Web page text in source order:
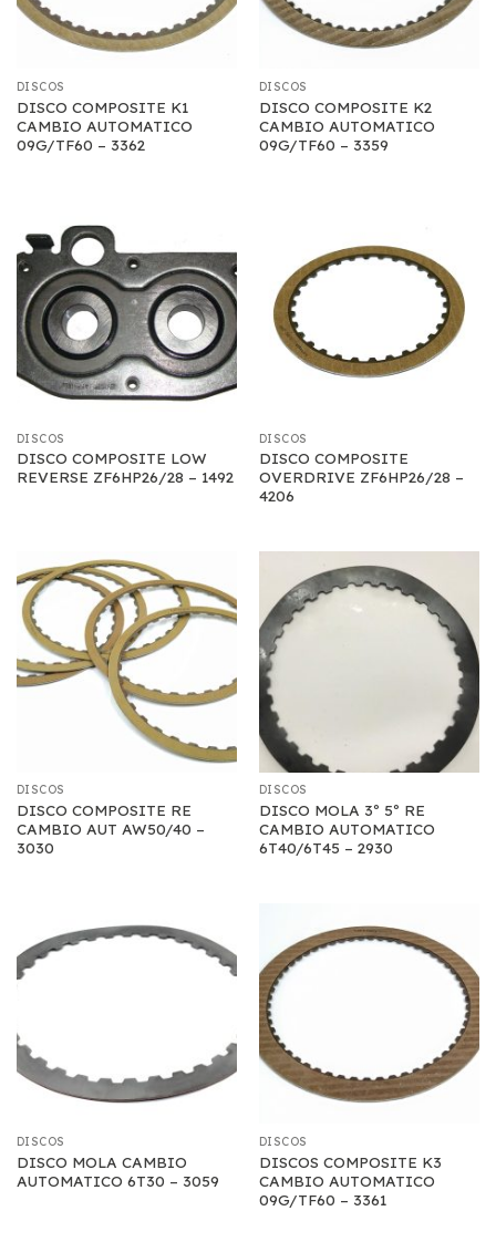
DISCOS
DISCO COMPOSITE K1
CAMBIO AUTOMATICO
09G/TF60 – 3362
DISCOS
DISCO COMPOSITE K2
CAMBIO AUTOMATICO
09G/TF60 – 3359
DISCOS
DISCO COMPOSITE LOW
REVERSE ZF6HP26/28 – 1492
DISCOS
DISCO COMPOSITE
OVERDRIVE ZF6HP26/28 –
4206
DISCOS
DISCO COMPOSITE RE
CAMBIO AUT AW50/40 –
3030
DISCOS
DISCO MOLA 3º 5º RE
CAMBIO AUTOMATICO
6T40/6T45 – 2930
DISCOS
DISCO MOLA CAMBIO
AUTOMATICO 6T30 – 3059
DISCOS
DISCOS COMPOSITE K3
CAMBIO AUTOMATICO
09G/TF60 – 3361